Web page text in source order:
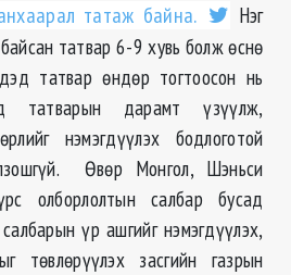
татаж байна.
Нэг
татвар 6-9 хувь болж өснө
татвар өндөр тогтоосон нь
татварын дарамт үзүүлж,
нэмэгдүүлэх бодлоготой
Өвөр Монгол, Шэньси
олборлолтын салбар бусад
үр ашгийг нэмэгдүүлэх,
төвлөрүүлэх засгийн газрын